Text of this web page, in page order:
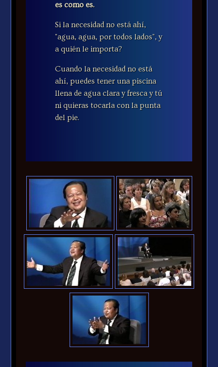
es como es.
Si la necesidad no está ahí,
"agua, agua, por todos lados", y
a quién le importa?
Cuando la necesidad no está
ahí, puedes tener una piscina
llena de agua clara y fresca y tú
ni quieras tocarla con la punta
del pie.